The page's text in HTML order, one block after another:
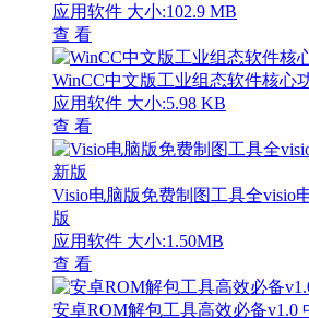
应用软件 大小:102.9 MB
查 看
WinCC中文版工业组态软件核心
应用软件 大小:5.98 KB
查 看
Visio电脑版免费制图工具全visio
版
应用软件 大小:1.50MB
查 看
安卓ROM解包工具高效必备v1.0